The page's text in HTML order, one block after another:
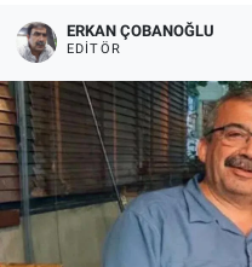
ERKAN ÇOBANOĞLU
EDITÖR